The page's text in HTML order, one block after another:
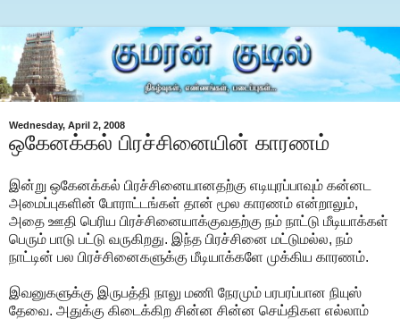
Wednesday, April 2, 2008
ஒகேனக்கல் பிரச்சினையின் காரணம்
இன்று ஒகேனக்கல் பிரச்சினையானதற்கு எடியுரப்பாவும் கன்னட
அமைப்புகளின் போராட்டங்கள் தான் மூல காரணம் என்றாலும்,
அதை ஊதி பெரிய பிரச்சினையாக்குவதற்கு நம் நாட்டு மீடியாக்கள்
பெரும் பாடு பட்டு வருகிறது. இந்த பிரச்சினை மட்டுமல்ல, நம்
நாட்டின் பல பிரச்சினைகளுக்கு மீடியாக்களே முக்கிய காரணம்.
இவனுகளுக்கு இருபத்தி நாலு மணி நேரமும் பரபரப்பான நியுஸ்
தேவை. அதுக்கு கிடைக்கிற சின்ன சின்ன செய்திகள எல்லாம்